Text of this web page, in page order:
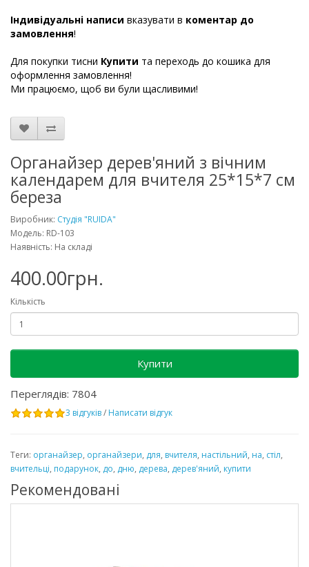
Індивідуальні написи вказувати в коментар до
замовлення!
Для покупки тисни Купити та переходь до кошика для
оформлення замовлення!
Ми працюємо, щоб ви були щасливими!
Органайзер дерев'яний з вічним
календарем для вчителя 25*15*7 см
береза
Виробник: Студія "RUIDA"
Модель: RD-103
Наявність: На складі
400.00грн.
Кількість
Купити
Переглядів: 7804
3 відгуків/ Написати відгук
Теги: органайзер, органайзери, для, вчителя, настільний, на, стіл,
вчительці, подарунок, до, дню, дерева, дерев'яний, купити
Рекомендовані